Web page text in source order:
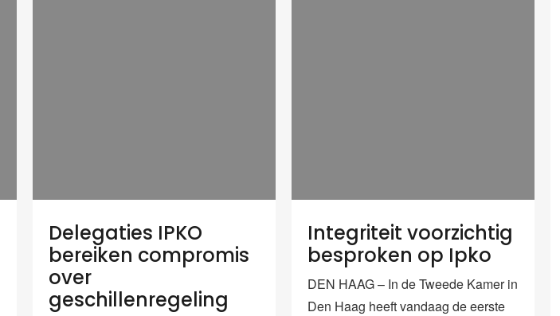
Delegaties IPKO
bereiken compromis
over
geschillenregeling
Integriteit voorzichtig
besproken op Ipko
DEN HAAG – In de Tweede Kamer in
Den Haag heeft vandaag de eerste